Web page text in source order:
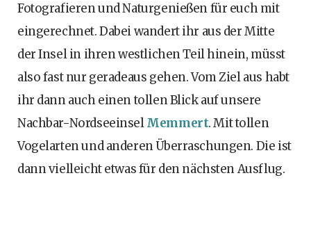
Fotografieren und Naturgenießen für euch mit
eingerechnet. Dabei wandert ihr aus der Mitte
der Insel in ihren westlichen Teil hinein, müsst
also fast nur geradeaus gehen. Vom Ziel aus habt
ihr dann auch einen tollen Blick auf unsere
Nachbar-NordseeinselMemmert. Mit tollen
Vogelarten und anderen Überraschungen. Die ist
dann vielleicht etwas für den nächsten Ausflug.